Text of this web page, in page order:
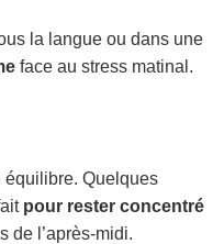
la langue ou dans une
face au stress matinal.
équilibre. Quelques
pour rester concentré
de l’après-midi.